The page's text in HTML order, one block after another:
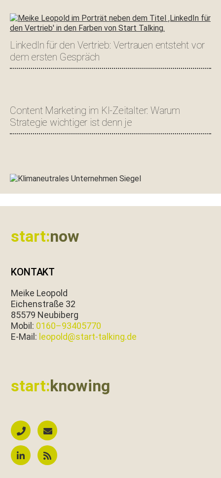
LinkedIn für den Vertrieb: Vertrauen entsteht vor
dem ersten Gespräch
Content Marketing im KI-Zeitalter: Warum
Strategie wichtiger ist denn je
start:now
KONTAKT
Meike Leopold
Eichen­straße 32
85579 Neubiberg
Mobil: 0160–93405770
E‑Mail: leopold@start-talking.de
start:knowing